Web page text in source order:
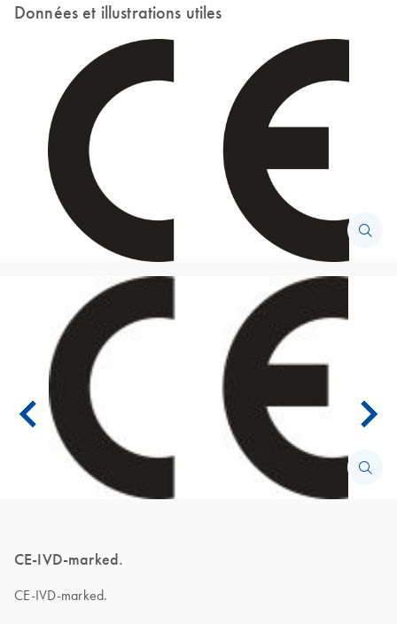
Données et illustrations utiles
CE-IVD-marked.
CE-IVD-marked.